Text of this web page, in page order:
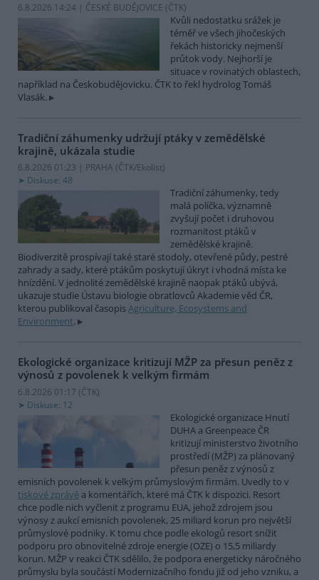
6.8.2026 14:24 | ČESKÉ BUDĚJOVICE (ČTK)
Kvůli nedostatku srážek je
téměř ve všech jihočeských
řekách historicky nejmenší
průtok vody. Nejhorší je
situace v rovinatých oblastech,
například na Českobudějovicku. ČTK to řekl hydrolog Tomáš
Vlasák.
Tradiční záhumenky udržují ptáky v zemědělské
krajině, ukázala studie
6.8.2026 01:23 | PRAHA (ČTK/Ekolist)
Diskuse: 48
Tradiční záhumenky, tedy
malá políčka, významně
zvyšují počet i druhovou
rozmanitost ptáků v
zemědělské krajině.
Biodiverzitě prospívají také staré stodoly, otevřené půdy, pestré
zahrady a sady, které ptákům poskytují úkryt i vhodná místa ke
hnízdění. V jednolité zemědělské krajině naopak ptáků ubývá,
ukazuje studie Ústavu biologie obratlovců Akademie věd ČR,
kterou publikoval časopisAgriculture, Ecosystems and
Environment.
Ekologické organizace kritizují MŽP za přesun peněz z
výnosů z povolenek k velkým firmám
6.8.2026 01:17 (ČTK)
Diskuse: 12
Ekologické organizace Hnutí
DUHA a Greenpeace ČR
kritizují ministerstvo životního
prostředí (MŽP) za plánovaný
přesun peněz z výnosů z
emisních povolenek k velkým průmyslovým firmám. Uvedly to v
tiskové zprávě a komentářích, které má ČTK k dispozici. Resort
chce podle nich vyčlenit z programu EUA, jehož zdrojem jsou
výnosy z aukcí emisních povolenek, 25 miliard korun pro největší
průmyslové podniky. K tomu chce podle ekologů resort snížit
podporu pro obnovitelné zdroje energie (OZE) o 15,5 miliardy
korun. MŽP v reakci ČTK sdělilo, že podpora energeticky náročného
průmyslu byla součástí Modernizačního fondu již od jeho vzniku, a